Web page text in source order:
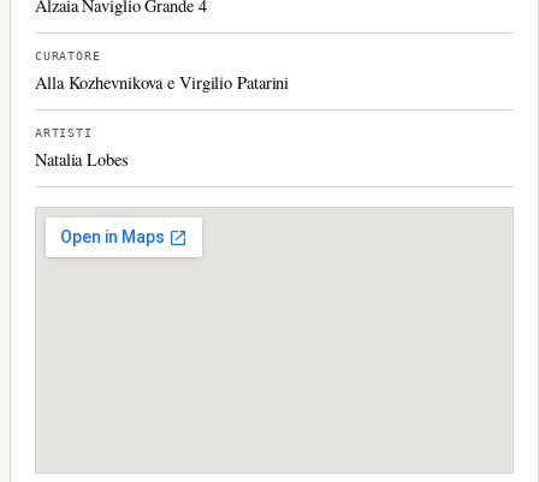
Alzaia Naviglio Grande 4
CURATORE
Alla Kozhevnikova e Virgilio Patarini
ARTISTI
Natalia Lobes